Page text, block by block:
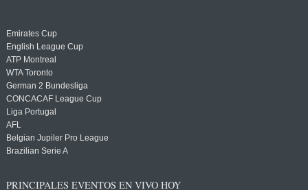
Emirates Cup
English League Cup
ATP Montreal
WTA Toronto
German 2 Bundesliga
CONCACAF League Cup
Liga Portugal
AFL
Belgian Jupiler Pro League
Brazilian Serie A
PRINCIPALES EVENTOS EN VIVO HOY